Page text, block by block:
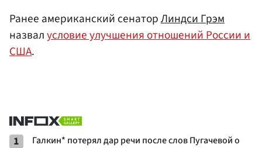
Ранее американский сенаторЛиндси Грэм
назвалусловие улучшения отношений России и
США.
1
Галкин* потерял дар речи после слов Пугачевой о